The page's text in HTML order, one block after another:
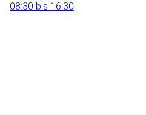
08:30 bis 16:30